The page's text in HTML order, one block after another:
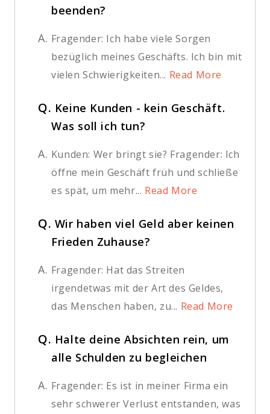
beenden?
A. Fragender: Ich habe viele Sorgen
bezüglich meines Geschäfts. Ich bin mit
vielen Schwierigkeiten... Read More
Q. Keine Kunden - kein Geschäft.
Was soll ich tun?
A. Kunden: Wer bringt sie? Fragender: Ich
öffne mein Geschäft früh und schließe
es spät, um mehr... Read More
Q. Wir haben viel Geld aber keinen
Frieden Zuhause?
A. Fragender: Hat das Streiten
irgendetwas mit der Art des Geldes,
das Menschen haben, zu... Read More
Q. Halte deine Absichten rein, um
alle Schulden zu begleichen
A. Fragender: Es ist in meiner Firma ein
sehr schwerer Verlust entstanden, was